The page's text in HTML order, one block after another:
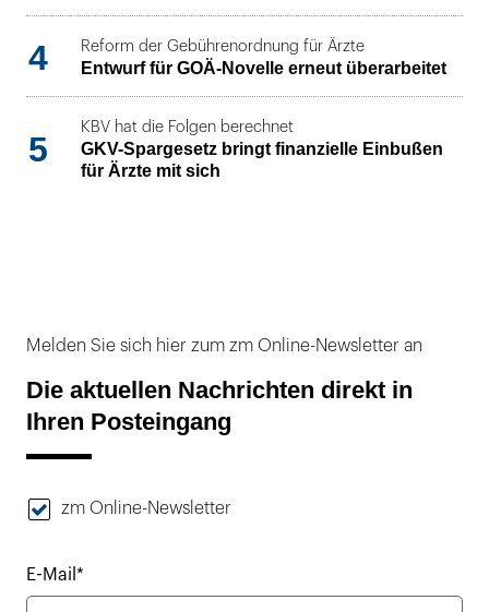
4 Reform der Gebührenordnung für Ärzte
Entwurf für GOÄ-Novelle erneut überarbeitet
5
KBV hat die Folgen berechnet
GKV-Spargesetz bringt finanzielle Einbußen
für Ärzte mit sich
Melden Sie sich hier zum zm Online-Newsletter an
Die aktuellen Nachrichten direkt in
Ihren Posteingang
zm Online-Newsletter
E-Mail*